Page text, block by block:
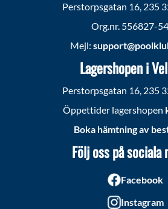
Perstorpsgatan 16, 235
Org.nr. 556827-
Mejl:
Lagershopen i
Perstorpsgatan 16, 235
Öppettider lagershopen
Boka hämtning av
Följ oss på sociala
Facebook
Instagram